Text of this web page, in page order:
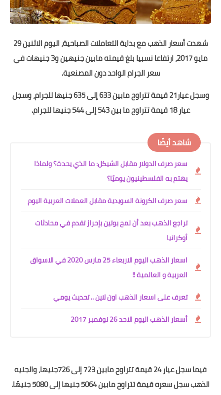
شهدت أسعار الذهب مع بداية التعاملات الصباحية، اليوم الاثنين 29
مايو 2017، ارتفاعا نسبيا بلغ قيمته مابين جنيهين و3 جنيهات في
سعر الجرام الواحد دون المصنعية.
وسجل عيار21 قيمة تتراوح مابين 633 إلى 635 جنيها للجرام، وسجل
عيار 18 قيمة تتراوح ما بين 543 إلى 544 جنيها للجرام.
شاهد أيضًا
سعر صرف الدولار مقابل الشيكل: ما الذي يحدث؟ ولماذا
يهتم به الفلسطينيون يوميًا؟
سعر صرف الكرونة السويدية مقابل العملات العربية اليوم
تراجع الذهب بعد أن لمح بوتين بإحراز تقدم في محادثات
أوكرانيا
اسعار الذهب اليوم الاربعاء 25 مارس 2020 في الاسواق
العربية و العالمية !!
تعرف على اسعار الذهب اون ﻻين .. تحديث يومي
أسعار الذهب اليوم الاحد 26 نوفمبر 2017
فيما سجل عيار 24 قيمة تتراوح مابين 723 إلى 726جنيها، والجنيه
الذهب سجل سعره قيمة تتراوح مابين 5064 جنيها إلى 5080 جنيهًا.